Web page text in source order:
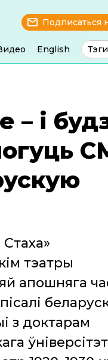
Подписаться
English Тэги
– і
тэатры
апошняга
з доктарам